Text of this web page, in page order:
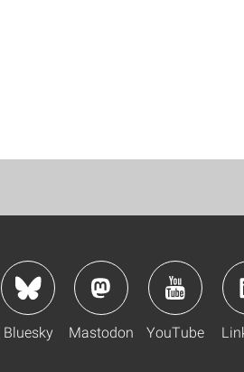
Bluesky Mastodon YouTube